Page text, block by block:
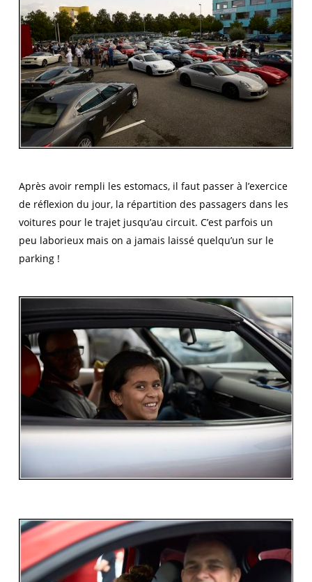
Après avoir rempli les estomacs, il faut passer à l’exercice
de réflexion du jour, la répartition des passagers dans les
voitures pour le trajet jusqu’au circuit. C’est parfois un
peu laborieux mais on a jamais laissé quelqu’un sur le
parking !